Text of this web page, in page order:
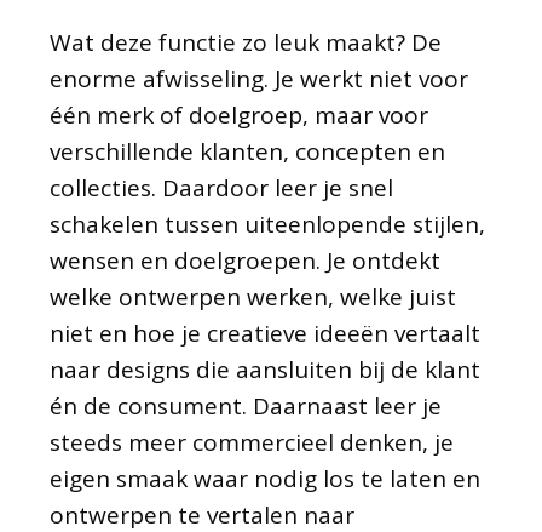
Wat deze functie zo leuk maakt? De
enorme afwisseling. Je werkt niet voor
één merk of doelgroep, maar voor
verschillende klanten, concepten en
collecties. Daardoor leer je snel
schakelen tussen uiteenlopende stijlen,
wensen en doelgroepen. Je ontdekt
welke ontwerpen werken, welke juist
niet en hoe je creatieve ideeën vertaalt
naar designs die aansluiten bij de klant
én de consument. Daarnaast leer je
steeds meer commercieel denken, je
eigen smaak waar nodig los te laten en
ontwerpen te vertalen naar